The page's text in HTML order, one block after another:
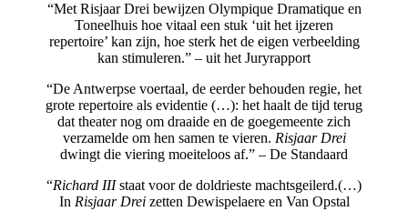
“Met Risjaar Drei bewijzen Olympique Dramatique en
Toneelhuis hoe vitaal een stuk ‘uit het ijzeren
repertoire’ kan zijn, hoe sterk het de eigen verbeelding
kan stimuleren.” – uit het Juryrapport
“De Antwerpse voertaal, de eerder behouden regie, het
grote repertoire als evidentie (…): het haalt de tijd terug
dat theater nog om draaide en de goegemeente zich
verzamelde om hen samen te vieren. Risjaar Drei
dwingt die viering moeiteloos af.” – De Standaard
“Richard IIIstaat voor de doldrieste machtsgeilerd.(…)
In Risjaar Drei zetten Dewispelaere en Van Opstal